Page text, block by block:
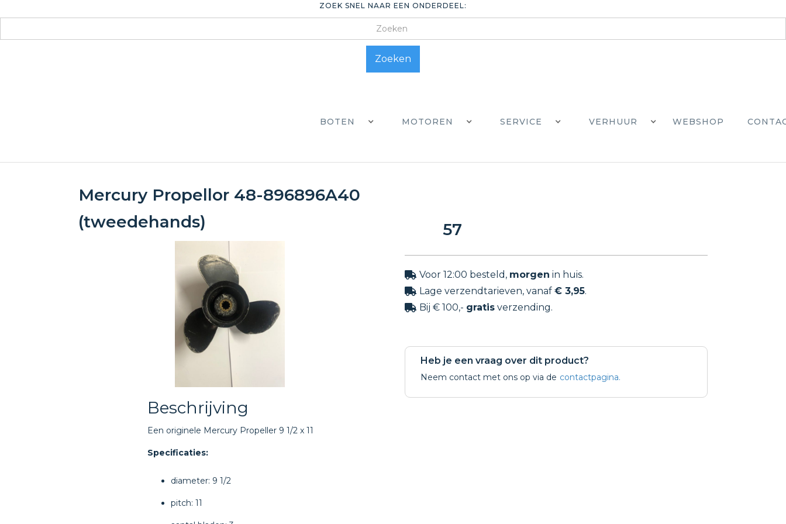
ZOEK SNEL NAAR EEN ONDERDEEL:
BOTEN MOTOREN SERVICE VERHUUR WEBSHOP
Mercury Propellor 48-896896A40
(tweedehands)
Beschrijving
Een originele Mercury Propeller 9 1/2 x 11
Specificaties:
diameter: 9 1/2
pitch: 11
57
 Voor 12:00 besteld, morgen in huis.
 Lage verzendtarieven, vanaf € 3,95.
 Bij € 100,- gratis verzending.
Heb je een vraag over dit product?
Neem contact met ons op via de contactpagina.